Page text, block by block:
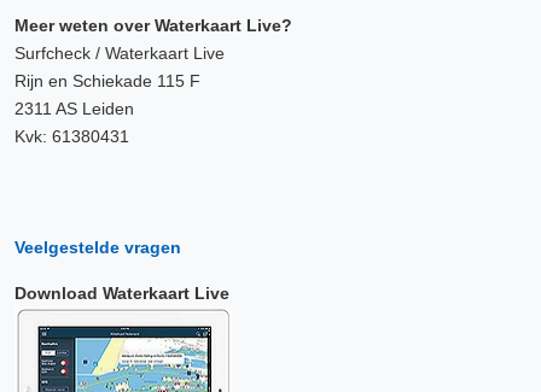
Meer weten over Waterkaart Live?
Surfcheck / Waterkaart Live
Rijn en Schiekade 115 F
2311 AS Leiden
Kvk: 61380431
Veelgestelde vragen
Download Waterkaart Live